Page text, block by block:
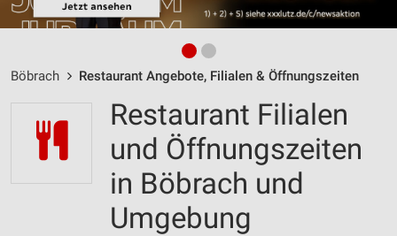
Böbrach Restaurant Angebote, Filialen & Öffnungszeiten
Restaurant Filialen
und Öffnungszeiten
in Böbrach und
Umgebung